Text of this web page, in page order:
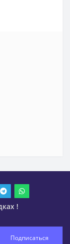
!
Подписаться